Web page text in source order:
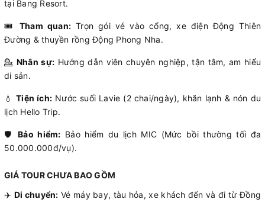
tại Bang Resort.
🎟️ Tham quan: Trọn gói vé vào cổng, xe điện Động Thiên
Đường & thuyền rồng Động Phong Nha.
💁 Nhân sự: Hướng dẫn viên chuyên nghiệp, tận tâm, am hiểu
di sản.
💧 Tiện ích: Nước suối Lavie (2 chai/ngày), khăn lạnh & nón du
lịch Hello Trip.
🛡️ Bảo hiểm: Bảo hiểm du lịch MIC (Mức bồi thường tối đa
50.000.000đ/vụ).
GIÁ TOUR CHƯA BAO GỒM
✈️ Di chuyển: Vé máy bay, tàu hỏa, xe khách đến và đi từ Đồng